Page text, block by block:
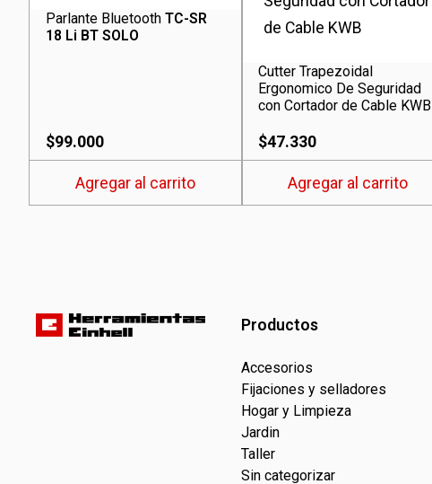
Parlante Bluetooth TC-SR
18 Li BT SOLO
$99.000
Agregar al carrito
Cutter Trapezoidal
Ergonomico De Seguridad
con Cortador de Cable KWB
$47.330
Agregar al carrito
Productos
Accesorios
Fijaciones y selladores
Hogar y Limpieza
Jardin
Taller
Sin categorizar